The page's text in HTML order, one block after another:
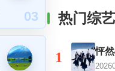
03 热门综艺
1 怦